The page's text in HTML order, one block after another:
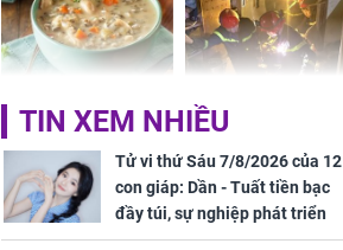
nhà
Giá trị sức khỏe và
cách sử dụng đúng
của loại hạt bình dân
Cháy nhà 2 tầng ở
TPHCM, cha và con
trai 12 tuổi tử vong
thương tâm
TIN XEM NHIỀU
Tử vi thứ Sáu 7/8/2026 của 12
con giáp: Dần - Tuất tiền bạc
đầy túi, sự nghiệp phát triển
hưng thịnh, Mão - Thân tài lộc